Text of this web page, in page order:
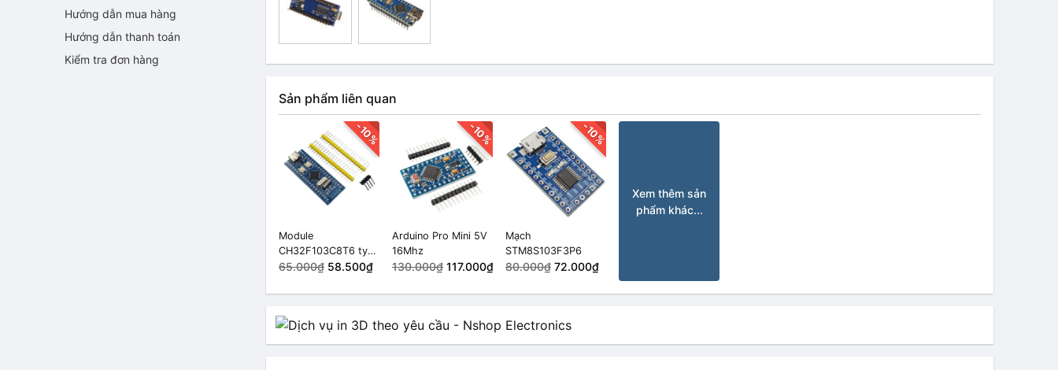
Sản phẩm liên quan
-10%
Module
CH32F103C8T6 type
C
65.000₫ 58.500₫
-10%
Arduino Pro Mini 5V
16Mhz
130.000₫ 117.000₫
-10%
Mạch
STM8S103F3P6
80.000₫ 72.000₫
Xem thêm sản
phẩm khác...
Hướng dẫn mua hàng
Hướng dẫn thanh toán
Kiểm tra đơn hàng